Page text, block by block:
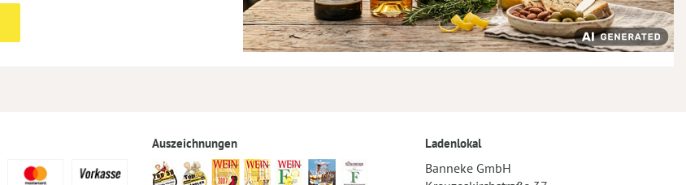
Auszeichnungen Ladenlokal
Banneke GmbH